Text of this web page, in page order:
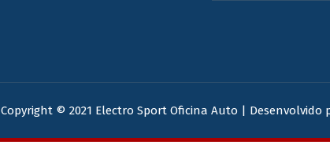
Copyright © 2021 Electro Sport Oficina Auto | Desenvolvido